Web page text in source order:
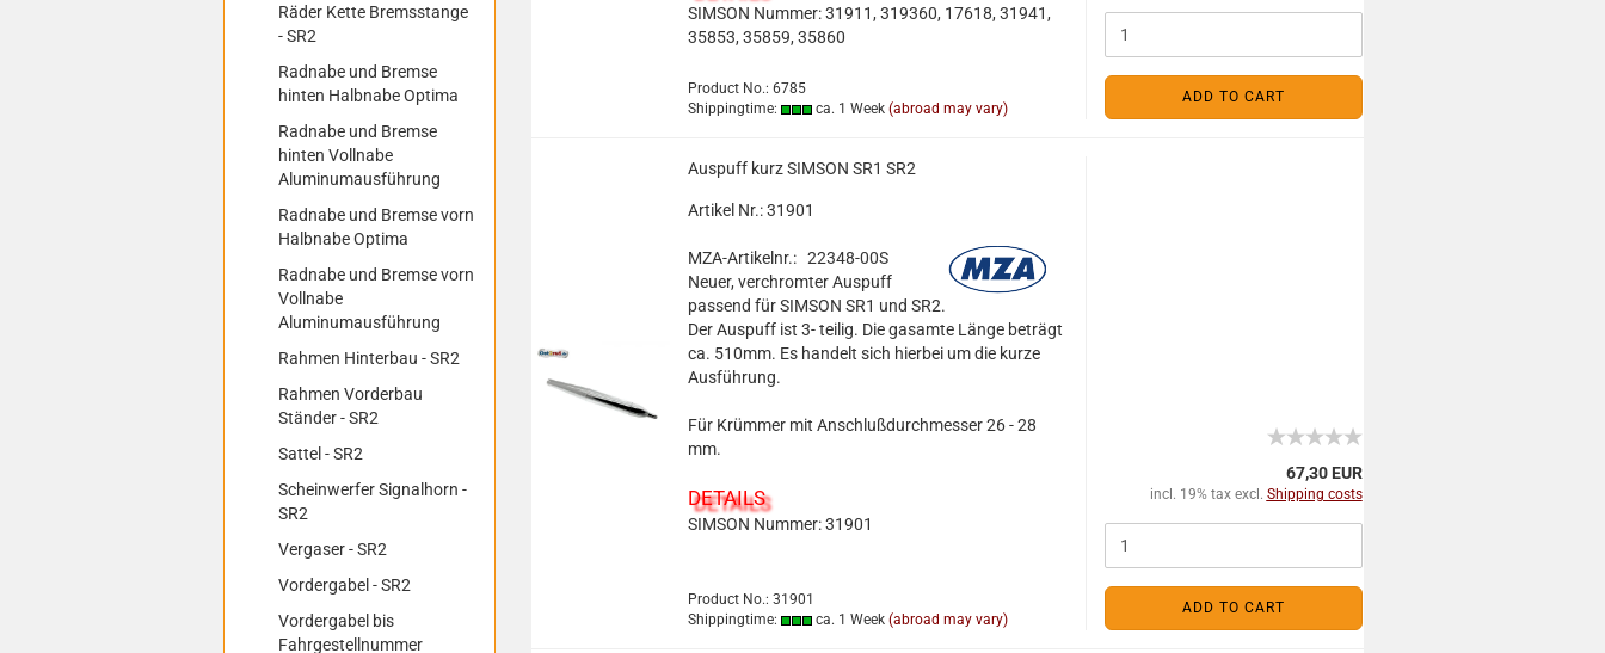
SIMSON Nummer: 31911, 319360, 17618, 31941,
35853, 35859, 35860
Product No.: 6785
Shippingtime:
ca. 1 Week (abroad may vary)
ADD TO CART
Auspuff kurz SIMSON SR1 SR2
Artikel Nr.: 31901
MZA-Artikelnr.: 22348-00S
Neuer, verchromter Auspuff
passend für SIMSON SR1 und SR2.
Der Auspuff ist 3- teilig. Die gasamte Länge beträgt
ca. 510mm. Es handelt sich hierbei um die kurze
Ausführung.
Für Krümmer mit Anschlußdurchmesser 26 - 28
mm.
DETAILS
SIMSON Nummer: 31901
Product No.: 31901
Shippingtime:
ca. 1 Week (abroad may vary)
67,30 EUR
incl. 19% tax excl. Shipping costs
ADD TO CART
Räder Kette Bremsstange
- SR2
Radnabe und Bremse
hinten Halbnabe Optima
Radnabe und Bremse
hinten Vollnabe
Aluminumausführung
Radnabe und Bremse vorn
Halbnabe Optima
Radnabe und Bremse vorn
Vollnabe
Aluminumausführung
Rahmen Hinterbau - SR2
Rahmen Vorderbau
Ständer - SR2
Sattel - SR2
Scheinwerfer Signalhorn -
SR2
Vergaser - SR2
Vordergabel - SR2
Vordergabel bis
Fahrgestellnummer